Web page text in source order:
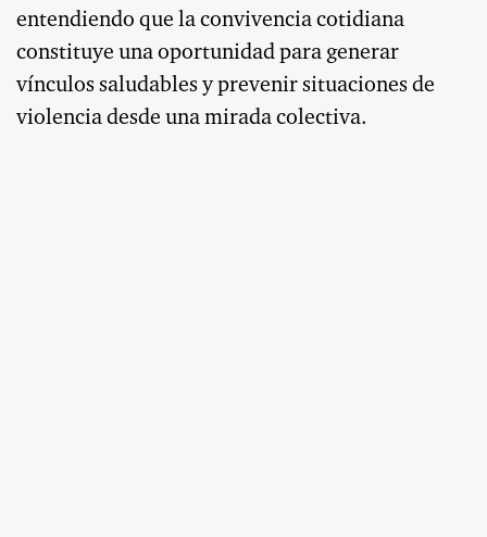
entendiendo que la convivencia cotidiana
constituye una oportunidad para generar
vínculos saludables y prevenir situaciones de
violencia desde una mirada colectiva.